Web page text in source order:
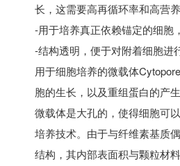
长，这需要高再循环率和高营养
-用于培养真正依赖锚定的细胞
-结构透明，便于对附着细胞进
用于细胞培养的微载体
胞的生长，以及重组蛋白的产
微载体是大孔的，使得细胞可
培养技术。由于与纤维素基质
结构，其内部表面积与颗粒材